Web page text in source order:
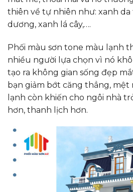
thiên về tự nhiên như: xanh da
dương, xanh lá cây,….
Phối màu sơn tone màu lạnh
nhiều người lựa chọn vì nó
tạo ra không gian sống đẹp
bạn giảm bớt căng thẳng, mệt
lạnh còn khiến cho ngôi nhà
hơn, thanh lịch hơn.